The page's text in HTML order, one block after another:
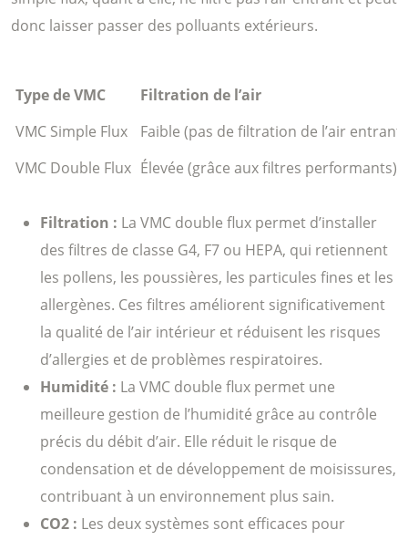
donc laisser passer des polluants extérieurs.
Type de VMC
Filtration de l’air
VMC Simple Flux
Faible (pas de filtration de l’air entrant)
VMC Double Flux Élevée (grâce aux filtres performants)
Filtration : La VMC double flux permet d’installer
des filtres de classe G4, F7 ou HEPA, qui retiennent
les pollens, les poussières, les particules fines et les
allergènes. Ces filtres améliorent significativement
la qualité de l’air intérieur et réduisent les risques
d’allergies et de problèmes respiratoires.
Humidité : La VMC double flux permet une
meilleure gestion de l’humidité grâce au contrôle
précis du débit d’air. Elle réduit le risque de
condensation et de développement de moisissures,
contribuant à un environnement plus sain.
CO2 : Les deux systèmes sont efficaces pour